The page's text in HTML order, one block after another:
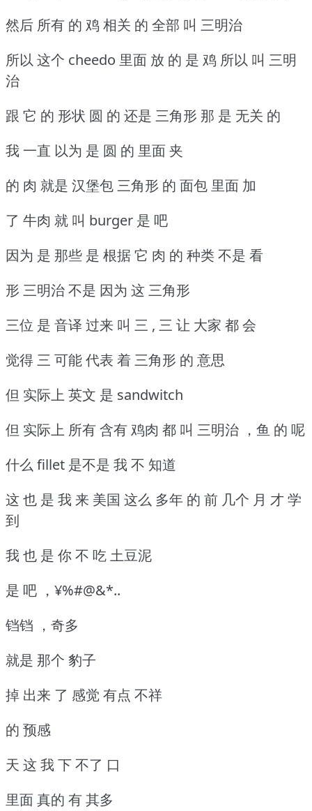
然后 所有 的 鸡 相关 的 全部 叫 三明治
所以 这个 cheedo 里面 放 的 是 鸡 所以 叫 三明
治
跟 它 的 形状 圆 的 还是 三角形 那 是 无关 的
我 一直 以为 是 圆 的 里面 夹
的 肉 就是 汉堡包 三角形 的 面包 里面 加
了 牛肉 就 叫 burger 是 吧
因为 是 那些 是 根据 它 肉 的 种类 不是 看
形 三明治 不是 因为 这 三角形
三位 是 音译 过来 叫 三 , 三 让 大家 都 会
觉得 三 可能 代表 着 三角形 的 意思
但 实际上 英文 是 sandwitch
但 实际上 所有 含有 鸡肉 都 叫 三明治 ，鱼 的 呢
什么 fillet 是不是 我 不 知道
这 也 是 我 来 美国 这么 多年 的 前 几个 月 才 学
到
我 也 是 你 不 吃 土豆泥
是 吧 ，¥%#@&*..
铛铛 ，奇多
就是 那个 豹子
掉 出来 了 感觉 有点 不祥
的 预感
天 这 我 下 不了 口
里面 真的 有 其多